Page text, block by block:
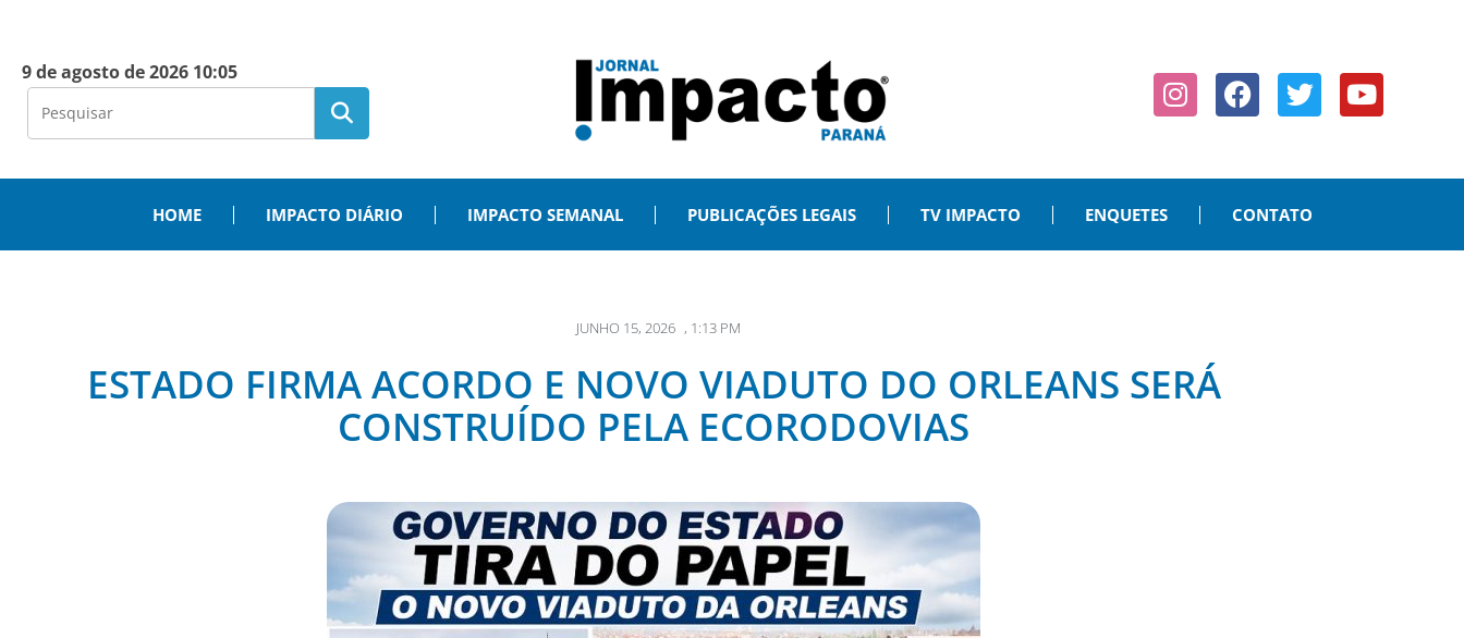
9 de agosto de 2026 10:05
HOME IMPACTO DIÁRIO IMPACTO SEMANAL PUBLICAÇÕES LEGAIS TV IMPACTO ENQUETES CONTATO
JUNHO 15, 2026 , 1:13 PM
ESTADO FIRMA ACORDO E NOVO VIADUTO DO ORLEANS SERÁ
CONSTRUÍDO PELA ECORODOVIAS